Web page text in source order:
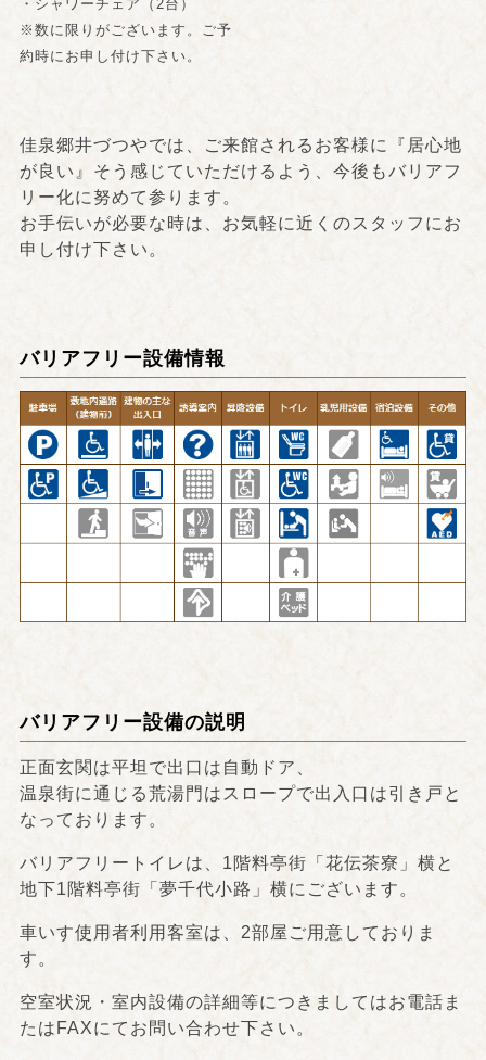
・シャワーチェア（2台）
※数に限りがございます。ご予
約時にお申し付け下さい。
佳泉郷井づつやでは、ご来館されるお客様に『居心地
が良い』そう感じていただけるよう、今後もバリアフ
リー化に努めて参ります。
お手伝いが必要な時は、お気軽に近くのスタッフにお
申し付け下さい。
バリアフリー設備情報
バリアフリー設備の説明
正面玄関は平坦で出口は自動ドア、
温泉街に通じる荒湯門はスロープで出入口は引き戸と
なっております。
バリアフリートイレは、1階料亭街「花伝茶寮」横と
地下1階料亭街「夢千代小路」横にございます。
車いす使用者利用客室は、2部屋ご用意しておりま
す。
空室状況・室内設備の詳細等につきましてはお電話ま
たはFAXにてお問い合わせ下さい。